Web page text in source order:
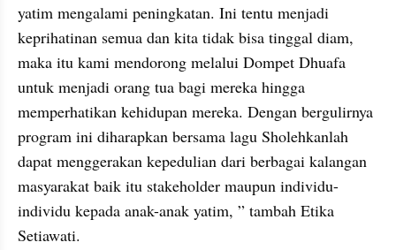
yatim mengalami peningkatan. Ini tentu menjadi
keprihatinan semua dan kita tidak bisa tinggal diam,
maka itu kami mendorong melalui Dompet Dhuafa
untuk menjadi orang tua bagi mereka hingga
memperhatikan kehidupan mereka. Dengan bergulirnya
program ini diharapkan bersama lagu Sholehkanlah
dapat menggerakan kepedulian dari berbagai kalangan
masyarakat baik itu stakeholder maupun individu-
individu kepada anak-anak yatim, ” tambah Etika
Setiawati.